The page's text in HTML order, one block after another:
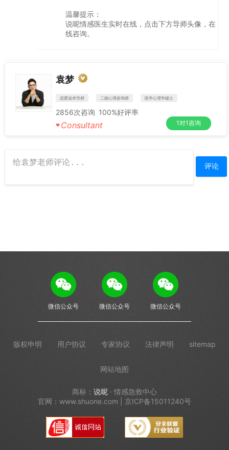
温馨提示：
说呢情感医生实时在线，点击下方导师头像，在
线咨询。
袁梦
恋爱追求导师 二级心理咨询师 医学心理学硕士
2856次咨询 100%好评率
♥ Consultant 1对1咨询
微信公众号 微信公众号 微信公众号
版权申明 用户协议 专家协议 法律声明 sitemap
网站地图
商标： 说呢 · 情感急救中心
官网：www.shuone.com | 京ICP备15011240号